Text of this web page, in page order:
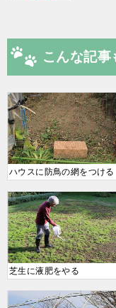
こんな記事
ハウスに防鳥の網をつける
芝生に液肥をやる